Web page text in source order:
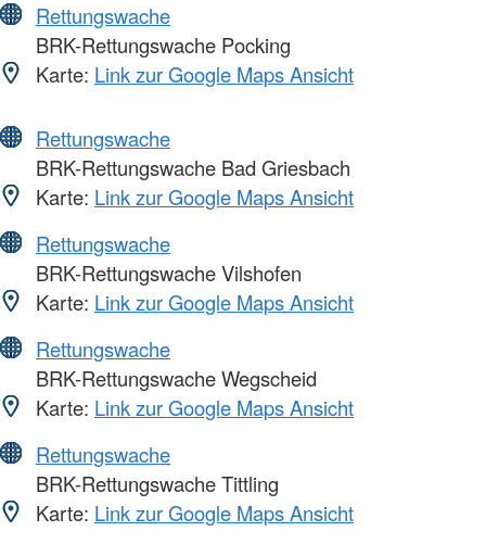
Rettungswache
BRK-Rettungswache Pocking
Karte: Link zur Google Maps Ansicht
Rettungswache
BRK-Rettungswache Bad Griesbach
Karte: Link zur Google Maps Ansicht
Rettungswache
BRK-Rettungswache Vilshofen
Karte: Link zur Google Maps Ansicht
Rettungswache
BRK-Rettungswache Wegscheid
Karte: Link zur Google Maps Ansicht
Rettungswache
BRK-Rettungswache Tittling
Karte: Link zur Google Maps Ansicht